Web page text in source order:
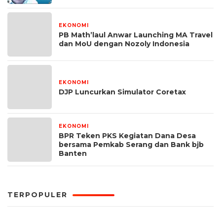
EKONOMI
PB Math’laul Anwar Launching MA Travel
dan MoU dengan Nozoly Indonesia
EKONOMI
DJP Luncurkan Simulator Coretax
EKONOMI
BPR Teken PKS Kegiatan Dana Desa
bersama Pemkab Serang dan Bank bjb
Banten
TERPOPULER